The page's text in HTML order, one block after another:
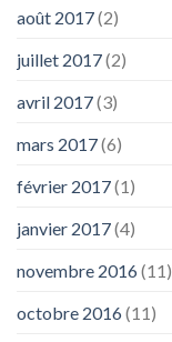
août 2017(2)
juillet 2017(2)
avril 2017(3)
mars 2017(6)
février 2017(1)
janvier 2017(4)
novembre 2016(11)
octobre 2016(11)